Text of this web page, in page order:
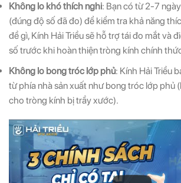
Không lo khó thích nghi: Bạn có từ 2-7
(đúng độ số đã đo) để kiểm tra khả năng
đề gì, Kính Hải Triều sẽ hỗ trợ tái đo mắt và
số trước khi hoàn thiện tròng kính chính
Không lo bong tróc lớp phủ: Kính Hải Triều
từ phía nhà sản xuất như bong tróc lớp phủ
cho tròng kính bị trầy xước).